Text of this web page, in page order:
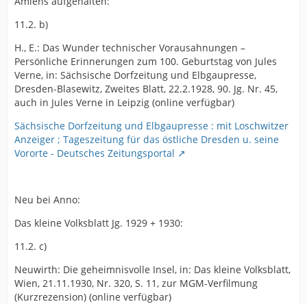
11.2. b)
H., E.: Das Wunder technischer Vorausahnungen –
Persönliche Erinnerungen zum 100. Geburtstag von Jules
Verne, in: Sächsische Dorfzeitung und Elbgaupresse,
Dresden-Blasewitz, Zweites Blatt, 22.2.1928, 90. Jg. Nr. 45,
auch in Jules Verne in Leipzig (online verfügbar)
Sächsische Dorfzeitung und Elbgaupresse : mit Loschwitzer
Anzeiger ; Tageszeitung für das östliche Dresden u. seine
Vororte - Deutsches Zeitungsportal
Neu bei Anno:
Das kleine Volksblatt Jg. 1929 + 1930:
11.2. c)
Neuwirth: Die geheimnisvolle Insel, in: Das kleine Volksblatt,
Wien, 21.11.1930, Nr. 320, S. 11, zur MGM-Verfilmung
(Kurzrezension) (online verfügbar)